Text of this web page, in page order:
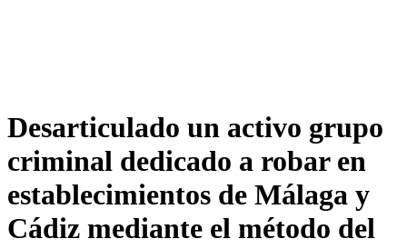
Desarticulado un activo grupo
criminal dedicado a robar en
establecimientos de Málaga y
Cádiz mediante el método del